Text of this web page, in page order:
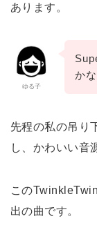
あります。
ゆる子
かな
先程の私の吊り
し、かわいい音
この
出の曲です。